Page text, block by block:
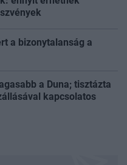
a bizonytalanság a
a Duna; tisztázta
kapcsolatos